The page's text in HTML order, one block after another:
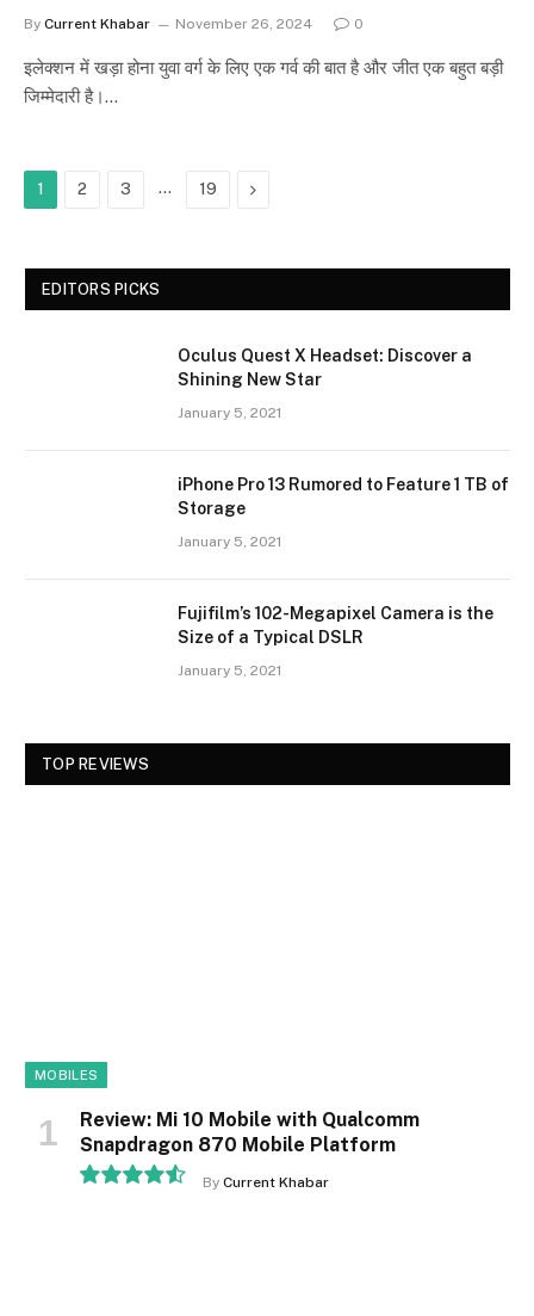
By Current Khabar November 26, 2024 0
इलेक्शन में खड़ा होना युवा वर्ग के लिए एक गर्व की बात है और जीत एक बहुत बड़ी
जिम्मेदारी है।…
1 2 3 … 19 Next
EDITORS PICKS
Oculus Quest X Headset: Discover a
Shining New Star
January 5, 2021
iPhone Pro 13 Rumored to Feature 1 TB of
Storage
January 5, 2021
Fujifilm’s 102-Megapixel Camera is the
Size of a Typical DSLR
January 5, 2021
TOP REVIEWS
MOBILES
Review: Mi 10 Mobile with Qualcomm
Snapdragon 870 Mobile Platform
By Current Khabar